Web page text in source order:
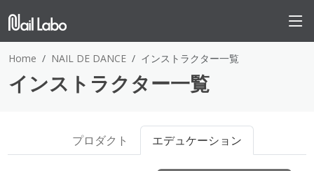
Home NAIL DE DANCE インストラクター一覧
インストラクター一覧
プロダクト エデュケーション